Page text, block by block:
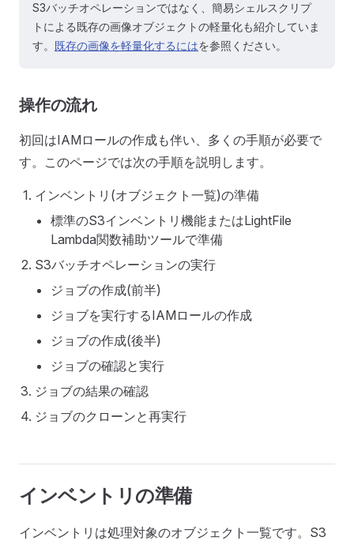
S3バッチオペレーションではなく、簡易シェルスクリプ
トによる既存の画像オブジェクトの軽量化も紹介していま
す。 既存の画像を軽量化するにはを参照ください。
操作の流れ
初回はIAMロールの作成も伴い、多くの手順が必要で
す。このページでは次の手順を説明します。
インベントリ(オブジェクト一覧)の準備
標準のS3インベントリ機能またはLightFile
Lambda関数補助ツールで準備
S3バッチオペレーションの実行
ジョブの作成(前半)
ジョブを実行するIAMロールの作成
ジョブの作成(後半)
ジョブの確認と実行
ジョブの結果の確認
ジョブのクローンと再実行
インベントリの準備
インベントリは処理対象のオブジェクト一覧です。S3